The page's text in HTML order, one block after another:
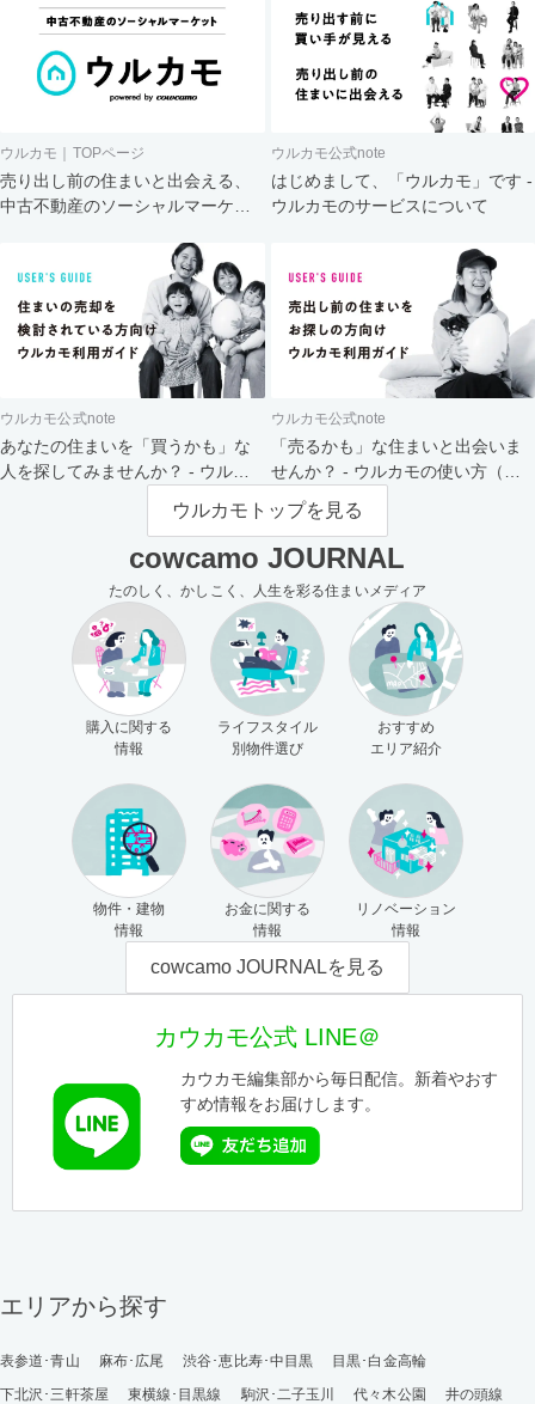
ウルカモ｜TOPページ
売り出し前の住まいと出会える、
中古不動産のソーシャルマーケッ
ウルカモ公式note
はじめまして、「ウルカモ」です -
ウルカモのサービスについて
ウルカモ公式note
あなたの住まいを「買うかも」な
人を探してみませんか？ - ウルカ
ウルカモ公式note
「売るかも」な住まいと出会いま
せんか？ - ウルカモの使い方（買
主さま向け）
ウルカモトップを見る
cowcamo JOURNAL
たのしく、かしこく、人生を彩る住まいメディア
購入に関する
情報
ライフスタイル
別物件選び
おすすめ
エリア紹介
物件・建物
情報
お金に関する
情報
リノベーション
情報
cowcamo JOURNALを見る
カウカモ公式 LINE＠
カウカモ編集部から毎日配信。新着やおす
すめ情報をお届けします。
エリアから探す
表参道･青山 麻布･広尾 渋谷･恵比寿･中目黒
目黒･白金高輪
下北沢･三軒茶屋
東横線･目黒線 駒沢･二子玉川 代々木公園
井の頭線